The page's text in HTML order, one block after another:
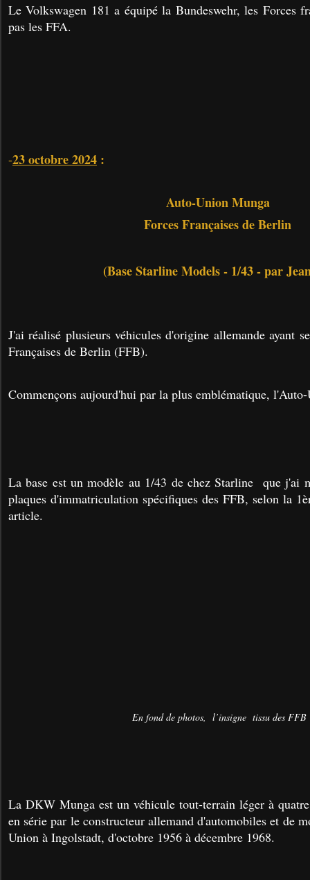
Le Volkswagen 181 a équipé la Bundeswehr, les Forces
pas les FFA.
-23 octobre 2024 :
Auto-Union Munga
Forces Françaises de Berlin
(Base Starline Models - 1/43 - par
J'ai réalisé plusieurs véhicules d'origine allemande ayant
Françaises de Berlin (FFB).
Commençons aujourd'hui par la plus emblématique,
La base est un modèle au 1/43 de chez Starline que j'ai
plaques d'immatriculation spécifiques des FFB, selon la
article.
En fond de photos, l’insigne tissu des FFB
La DKW Munga est un véhicule tout-terrain léger à
en série par le constructeur allemand d'automobiles et de
Union à Ingolstadt, d'octobre 1956 à décembre 1968.